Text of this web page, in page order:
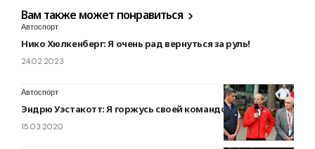
Вам также может понравиться
Автоспорт
Нико Хюлкенберг: Я очень рад вернуться за руль!
24.02.2023
Автоспорт
Эндрю Уэстакотт: Я горжусь своей командой
15.03.2020